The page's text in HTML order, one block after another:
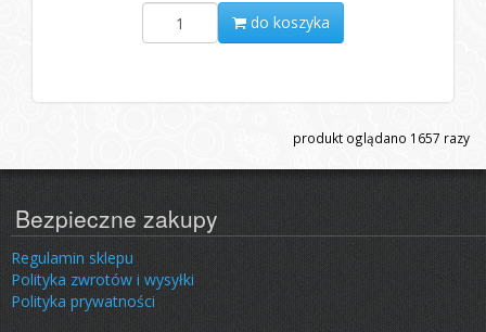
do koszyka
produkt oglądano 1657 razy
Bezpieczne zakupy
Regulamin sklepu
Polityka zwrotów i wysyłki
Polityka prywatności